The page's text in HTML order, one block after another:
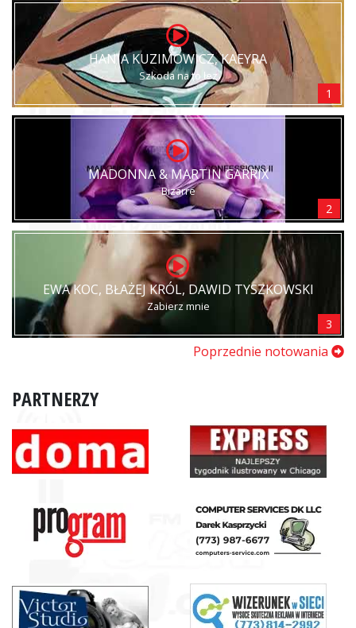
HANIA KUZIMOWICZ, KAEYRA
Szkoda na to łez
1
MADONNA & MARTIN GARRIX
Bizarre
2
EWA KOC, BŁAŻEJ KRÓL, DAWID TYSZKOWSKI
Zabierz mnie
3
Poprzednie notowania
PARTNERZY